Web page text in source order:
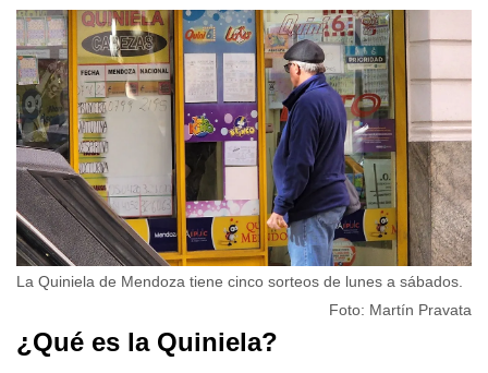
La Quiniela de Mendoza tiene cinco sorteos de lunes a sábados.
Foto: Martín Pravata
¿Qué es la Quiniela?